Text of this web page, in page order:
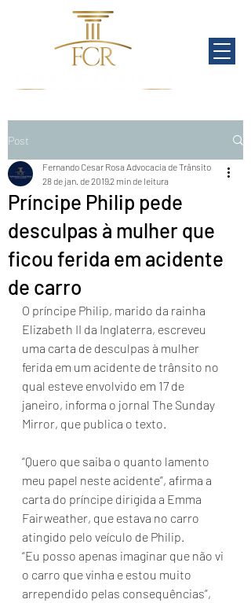
Post
Príncipe Philip pede
desculpas à mulher que
ficou ferida em acidente
de carro
Fernando Cesar Rosa Advocacia de Trânsito
28 de jan. de 20192 min de leitura
O príncipe Philip, marido da rainha
Elizabeth II da Inglaterra, escreveu
uma carta de desculpas à mulher
ferida em um acidente de trânsito no
qual esteve envolvido em 17 de
janeiro, informa o jornal The Sunday
Mirror, que publica o texto.
“Quero que saiba o quanto lamento
meu papel neste acidente”, afirma a
carta do príncipe dirigida a Emma
Fairweather, que estava no carro
atingido pelo veículo de Philip.
“Eu posso apenas imaginar que não vi
o carro que vinha e estou muito
arrependido pelas consequências”,